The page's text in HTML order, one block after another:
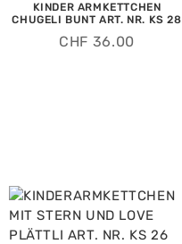
KINDER ARMKETTCHEN
CHUGELI BUNT ART. NR. KS 28
CHF 36.00